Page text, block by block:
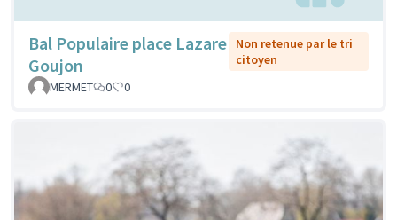
Bal Populaire place Lazare
Goujon
Non retenue par le tri
citoyen
MERMET
0 0